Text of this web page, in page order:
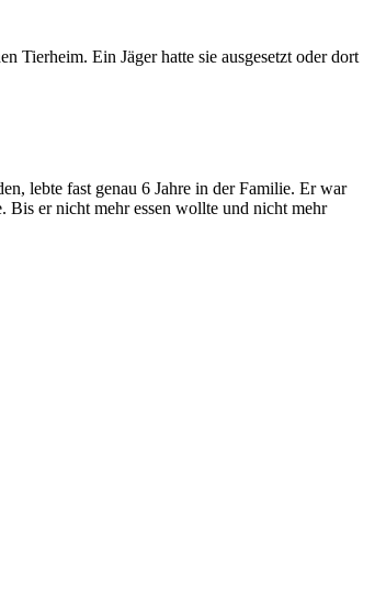
Tierheim. Ein Jäger hatte sie ausgesetzt oder dort
lebte fast genau 6 Jahre in der Familie. Er war
Bis er nicht mehr essen wollte und nicht mehr